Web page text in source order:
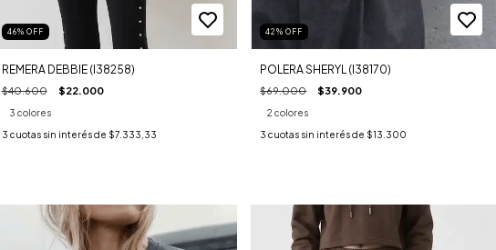
46% OFF
REMERA DEBBIE (I38258)
$40.600 $22.000
3 colores
3 cuotas sin interés de $7.333,33
42%OFF
POLERA SHERYL (I38170)
$69.000 $39.900
2 colores
3 cuotas sin interés de $13.300